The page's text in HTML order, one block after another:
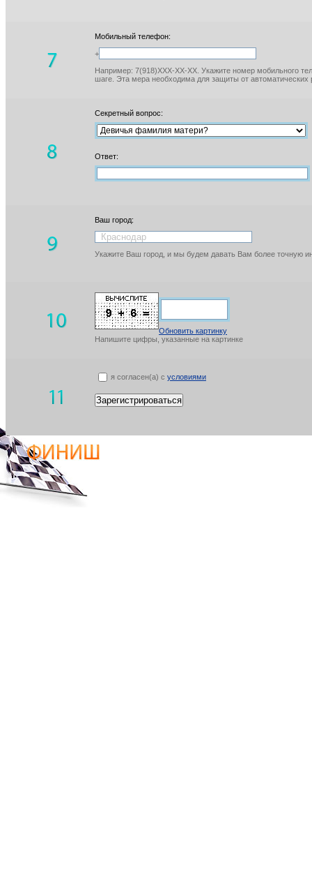
Мобильный телефон:
+
Например: 7(918)XXX-XX-XX. Укажите номер мобильного
шаге. Эта мера необходима для защиты от автоматических
Секретный вопрос:
Ответ:
Ваш город:
Укажите Ваш город, и мы будем давать Вам более точную
Обновить картинку
Напишите цифры, указанные на картинке
я согласен(а) с условиями
Зарегистрироваться